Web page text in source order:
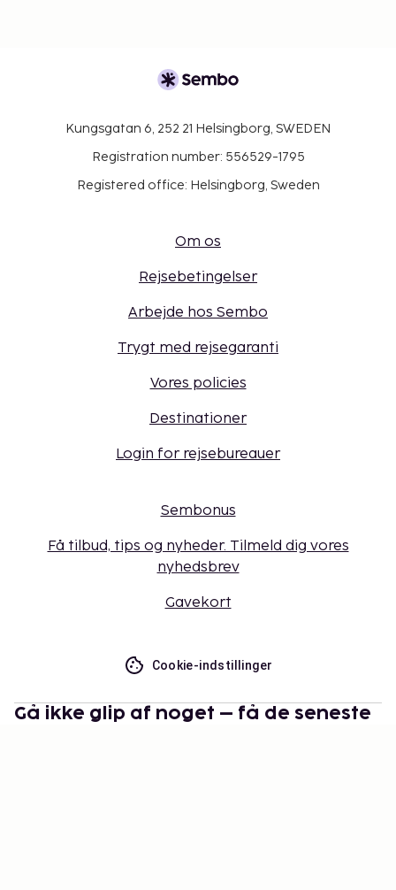
Kungsgatan 6, 252 21 Helsingborg, SWEDEN
Registration number: 556529-1795
Registered office: Helsingborg, Sweden
Om os
Rejsebetingelser
Arbejde hos Sembo
Trygt med rejsegaranti
Vores policies
Destinationer
Login for rejsebureauer
Sembonus
Få tilbud, tips og nyheder. Tilmeld dig vores
nyhedsbrev
Gavekort
Cookie-indstillinger
Gå ikke glip af noget – få de seneste